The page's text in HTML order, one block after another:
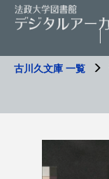
古川久文庫 一覧